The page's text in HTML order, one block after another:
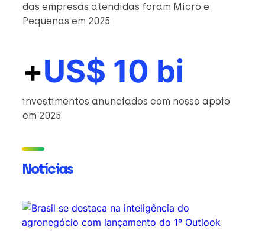
das empresas atendidas foram Micro e
Pequenas em 2025
+US$ 10 bi
investimentos anunciados com nosso apoio
em 2025
Notícias